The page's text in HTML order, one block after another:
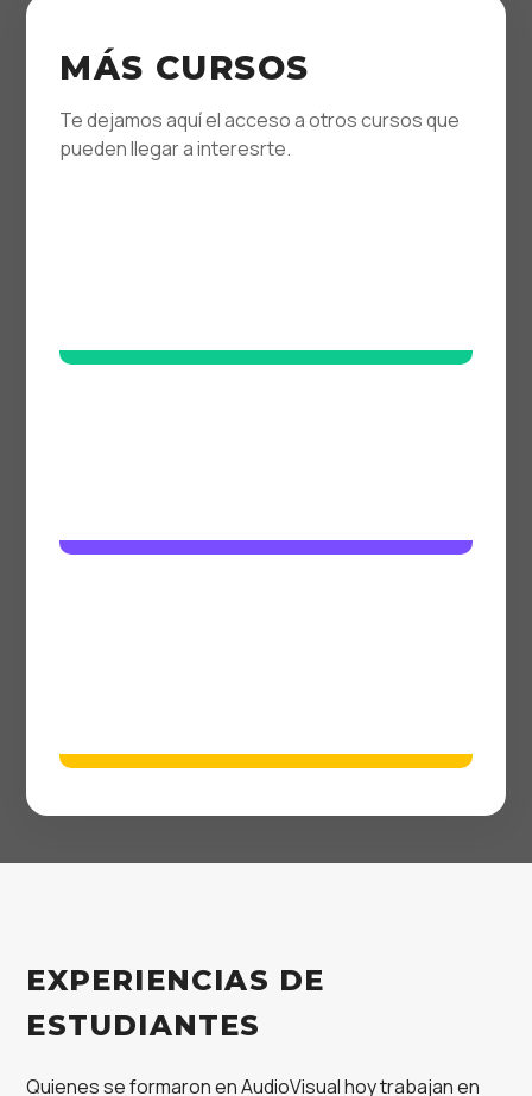
MÁS CURSOS
Te dejamos aquí el acceso a otros cursos que
pueden llegar a interesrte.
EXPERIENCIAS DE
ESTUDIANTES
Quienes se formaron en AudioVisual hoy trabajan en